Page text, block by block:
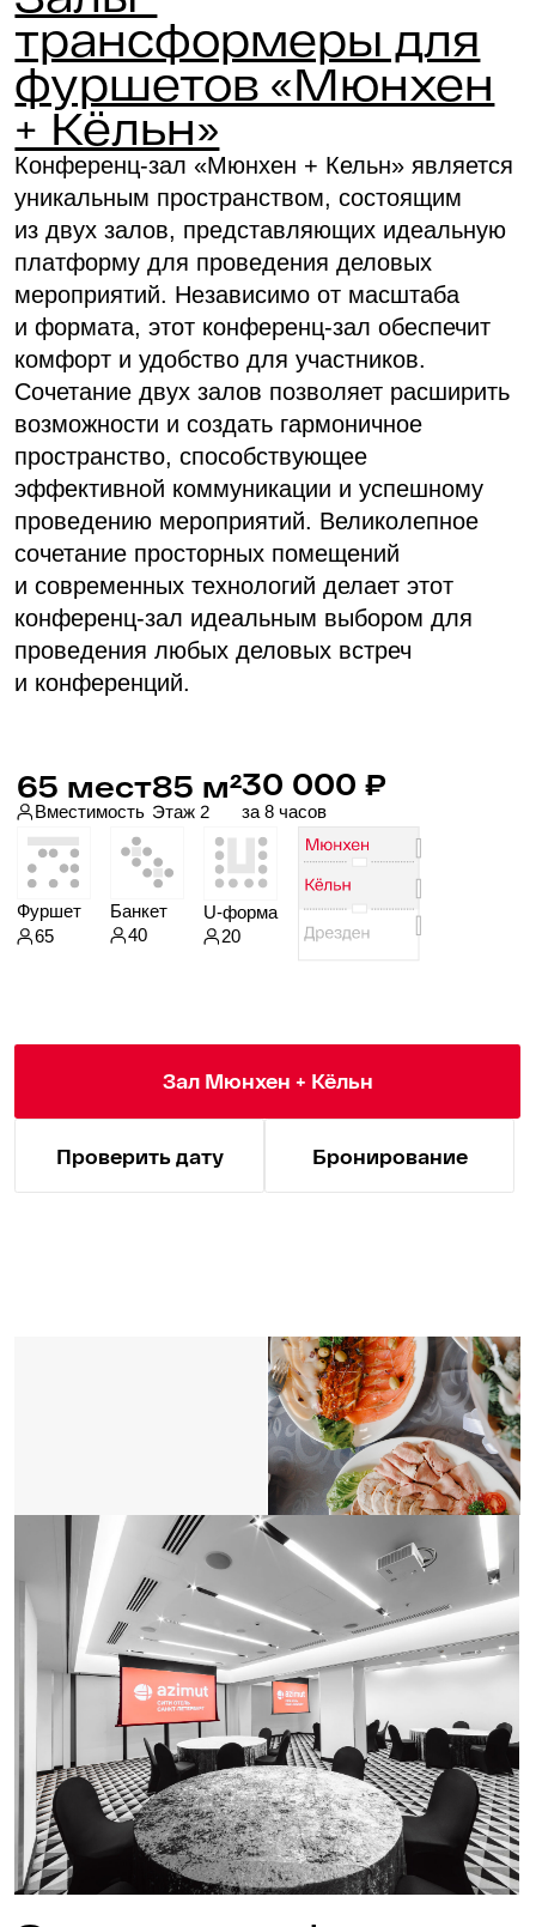
70 мест
Вместимость
98 м²
Этаж 2
30 000 ₽
за 8 часов
Фуршет
Банкет
U-форма
идеальную платформу для проведения
деловых мероприятий. Независимо
от масштаба и формата, этот конференц-зал
обеспечит комфорт и удобство для
участников. Сочетание двух залов позволяет
расширить возможности и создать
гармоничное пространство, способствующее
эффективной коммуникации и успешному
проведению мероприятий. Великолепное
сочетание просторных помещений
и современных технологий делает этот
конференц-зал идеальным выбором для
проведения любых деловых встреч
и конференций.
Залы Кёльн + Дрезден
Комфортное размещение
1...4-местные номера584 номера14–27 м²
Зал для фуршета
«Мюнхен»
Это уютное помещение, специально
оборудованное для проведения деловых
мероприятий. Этот камерный зал предлагает
идеальную атмосферу, чтобы встречаться,
обсуждать и принимать решения, вовлекая
участников в продуктивные дискуссии.
Независимо от того, проводится ли здесь
конференция, семинар, презентация или
корпоративное событие, конференц-зал